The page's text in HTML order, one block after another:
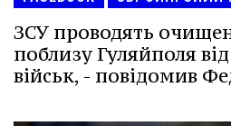
ЗСУ проводять
поблизу Гуляйполя
військ, - повідомив